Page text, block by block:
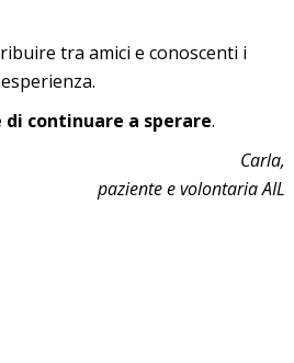
tra amici e conoscenti i
continuare a sperare.
Carla,
paziente e volontaria AIL